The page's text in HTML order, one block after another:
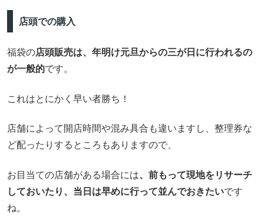
店頭での購入
福袋の店頭販売は、年明け元旦からの三が日に行われるの
が一般的です。
これはとにかく早い者勝ち！
店舗によって開店時間や混み具合も違いますし、整理券な
ど配ったりするところもありますので、
お目当ての店舗がある場合には、前もって現地をリサーチ
しておいたり、当日は早めに行って並んでおきたいです
ね。